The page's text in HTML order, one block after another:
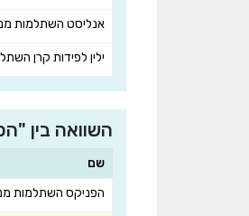
אנליסט השתלמות
ילין לפידות קרן
השוואה בין
שם
הפניקס השתלמות